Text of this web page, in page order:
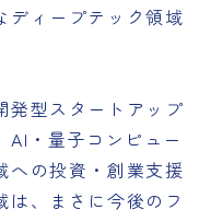
ディープテック領域
発型スタートアップ
AI・量子コンピュー
への投資・創業支援
は、まさに今後のフ